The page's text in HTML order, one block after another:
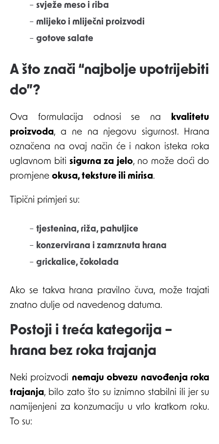
– svježe meso i riba
– mlijeko i mliječni proizvodi
– gotove salate
A što znači “najbolje upotrijebiti
do”?
Ova formulacija odnosi se na kvalitetu
proizvoda, a ne na njegovu sigurnost. Hrana
označena na ovaj način će i nakon isteka roka
uglavnom bitisigurna za jelo, no može doći do
promjene okusa, teksture ili mirisa.
Tipični primjeri su:
– tjestenina, riža, pahuljice
– konzervirana i zamrznuta hrana
– grickalice, čokolada
Ako se takva hrana pravilno čuva, može trajati
znatno dulje od navedenog datuma.
Postoji i treća kategorija –
hrana bez roka trajanja
Neki proizvodi nemaju obvezu navođenja roka
trajanja, bilo zato što su iznimno stabilni ili jer su
namijenjeni za konzumaciju u vrlo kratkom roku.
To su: